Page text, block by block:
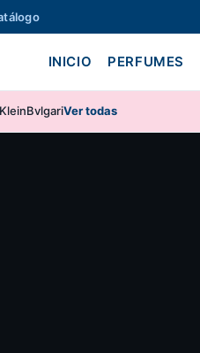
INICIO PERFUMES
BvlgariVer todas